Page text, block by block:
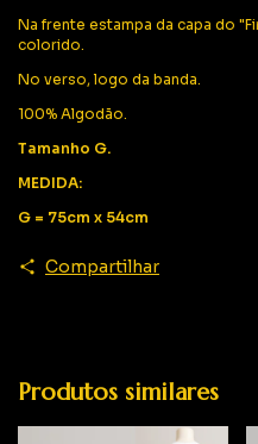
Na frente estampa da capa do
colorido.
No verso, logo da banda.
100% Algodão.
Tamanho G.
MEDIDA:
G = 75cm x 54cm
Compartilhar
Produtos similares